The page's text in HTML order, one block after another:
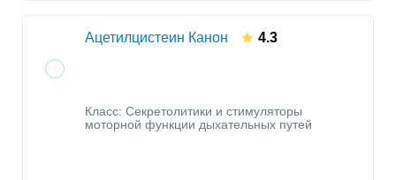
Ацетилцистеин Канон 4.3
Класс: Секретолитики и стимуляторы
моторной функции дыхательных путей